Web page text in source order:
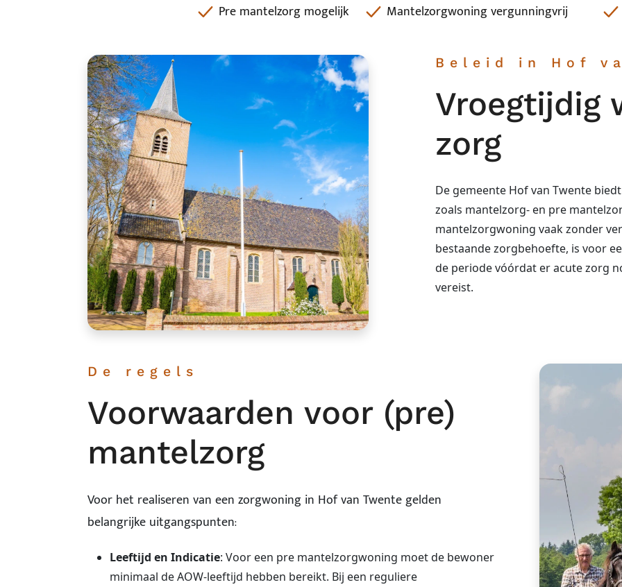
Pre mantelzorg mogelijk Mantelzorgwoning vergunningvrij
Beleid in Hof
Vroegtijdig
zorg
De gemeente Hof van Twente
zoals mantelzorg- en pre
mantelzorgwoning vaak zonder
bestaande zorgbehoefte, is voor
de periode vóórdat er acute zorg
vereist.
De regels
Voorwaarden voor (pre)
mantelzorg
Voor het realiseren van een zorgwoning in Hof van Twente gelden
belangrijke uitgangspunten:
Leeftijd en Indicatie: Voor een pre mantelzorgwoning moet de bewoner
minimaal de AOW-leeftijd hebben bereikt. Bij een reguliere